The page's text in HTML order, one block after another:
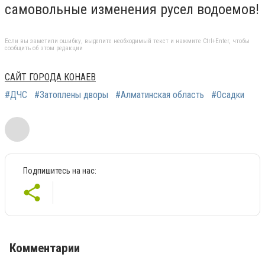
самовольные изменения русел водоемов!
Если вы заметили ошибку, выделите необходимый текст и нажмите Ctrl+Enter, чтобы
сообщить об этом редакции
САЙТ ГОРОДА КОНАЕВ
#ДЧС
#Затоплены дворы #Алматинская область #Осадки
Подпишитесь на нас:
Комментарии